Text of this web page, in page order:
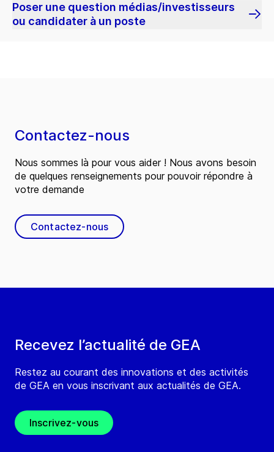
Poser une question médias/investisseurs
ou candidater à un poste
Recevez l’actualité de GEA
Restez au courant des innovations et des activités
de GEA en vous inscrivant aux actualités de GEA.
Inscrivez-vous
Contactez-nous
Nous sommes là pour vous aider ! Nous avons besoin
de quelques renseignements pour pouvoir répondre à
votre demande
Contactez-nous